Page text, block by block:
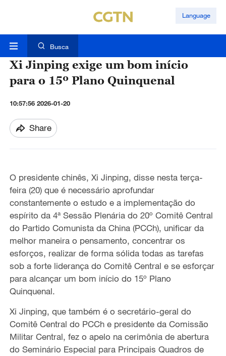
Language
Busca
Xi Jinping exige um bom início
para o 15º Plano Quinquenal
10:57:56 2026-01-20
Share
O presidente chinês, Xi Jinping, disse nesta terça-
feira (20) que é necessário aprofundar
constantemente o estudo e a implementação do
espírito da 4ª Sessão Plenária do 20º Comitê Central
do Partido Comunista da China (PCCh), unificar da
melhor maneira o pensamento, concentrar os
esforços, realizar de forma sólida todas as tarefas
sob a forte liderança do Comitê Central e se esforçar
para alcançar um bom início do 15º Plano
Quinquenal.
Xi Jinping, que também é o secretário-geral do
Comitê Central do PCCh e presidente da Comissão
Militar Central, fez o apelo na cerimônia de abertura
do Seminário Especial para Principais Quadros de